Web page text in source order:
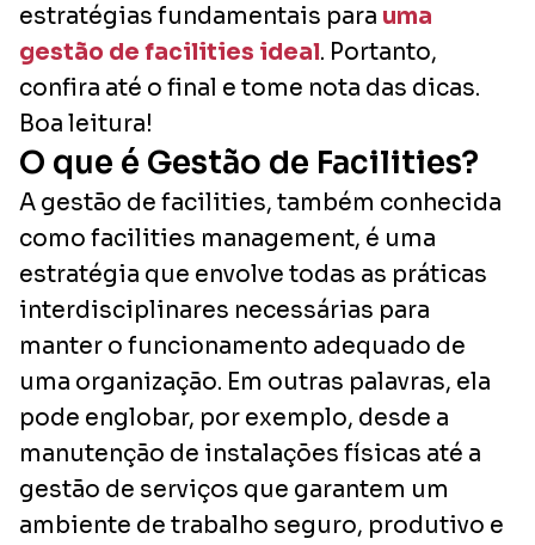
estratégias fundamentais para uma
gestão de facilities ideal. Portanto,
confira até o final e tome nota das dicas.
Boa leitura!
O que é Gestão de Facilities?
A gestão de facilities, também conhecida
como facilities management, é uma
estratégia que envolve todas as práticas
interdisciplinares necessárias para
manter o funcionamento adequado de
uma organização. Em outras palavras, ela
pode englobar, por exemplo, desde a
manutenção de instalações físicas até a
gestão de serviços que garantem um
ambiente de trabalho seguro, produtivo e